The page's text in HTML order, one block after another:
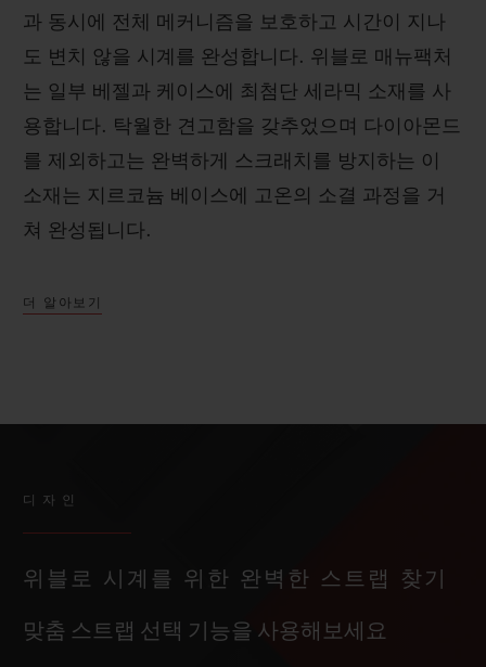
과 동시에 전체 메커니즘을 보호하고 시간이 지나
도 변치 않을 시계를 완성합니다. 위블로 매뉴팩처
는 일부 베젤과 케이스에 최첨단 세라믹 소재를 사
용합니다. 탁월한 견고함을 갖추었으며 다이아몬드
를 제외하고는 완벽하게 스크래치를 방지하는 이
소재는 지르코늄 베이스에 고온의 소결 과정을 거
쳐 완성됩니다.
더 알아보기
디자인
위블로 시계를 위한 완벽한 스트랩 찾기
맞춤 스트랩 선택 기능을 사용해보세요